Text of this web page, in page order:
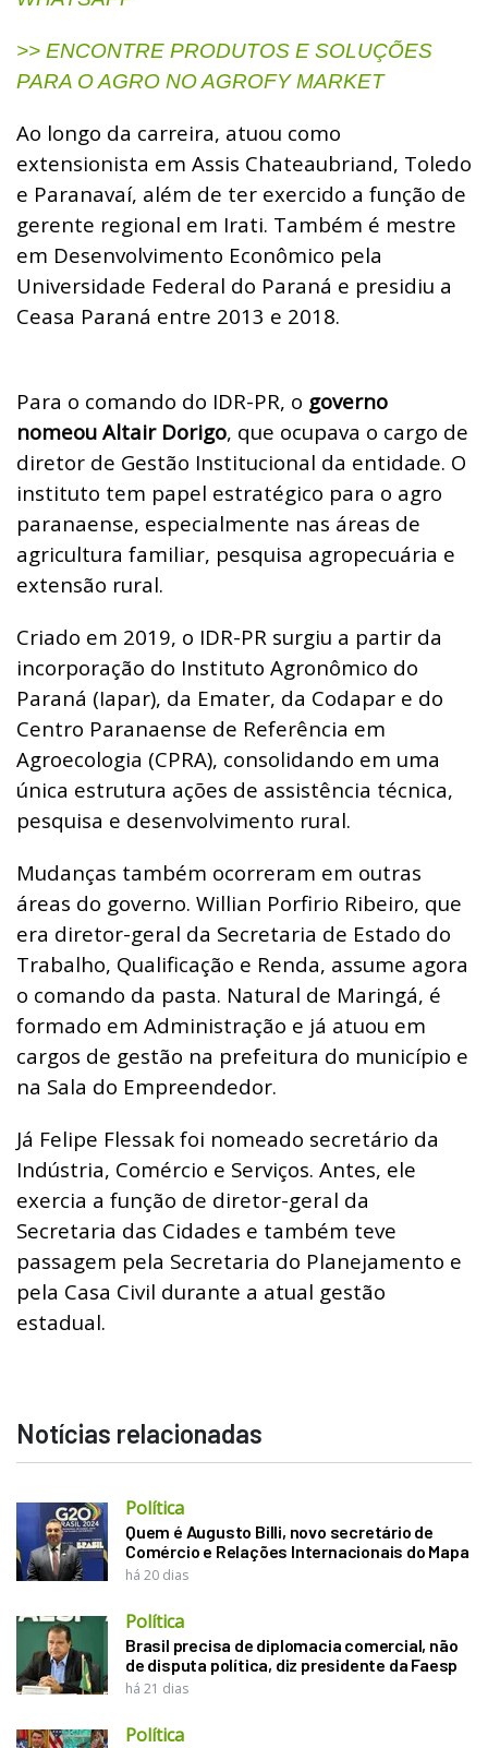
>> ENCONTRE PRODUTOS E SOLUÇÕES
PARA O AGRO NO AGROFY MARKET
Ao longo da carreira, atuou como
extensionista em Assis Chateaubriand, Toledo
e Paranavaí, além de ter exercido a função de
gerente regional em Irati. Também é mestre
em Desenvolvimento Econômico pela
Universidade Federal do Paraná e presidiu a
Ceasa Paraná entre 2013 e 2018.
Para o comando do IDR-PR, o governo
nomeou Altair Dorigo, que ocupava o cargo de
diretor de Gestão Institucional da entidade. O
instituto tem papel estratégico para o agro
paranaense, especialmente nas áreas de
agricultura familiar, pesquisa agropecuária e
extensão rural.
Criado em 2019, o IDR-PR surgiu a partir da
incorporação do Instituto Agronômico do
Paraná (Iapar), da Emater, da Codapar e do
Centro Paranaense de Referência em
Agroecologia (CPRA), consolidando em uma
única estrutura ações de assistência técnica,
pesquisa e desenvolvimento rural.
Mudanças também ocorreram em outras
áreas do governo. Willian Porfirio Ribeiro, que
era diretor-geral da Secretaria de Estado do
Trabalho, Qualificação e Renda, assume agora
o comando da pasta. Natural de Maringá, é
formado em Administração e já atuou em
cargos de gestão na prefeitura do município e
na Sala do Empreendedor.
Já Felipe Flessak foi nomeado secretário da
Indústria, Comércio e Serviços. Antes, ele
exercia a função de diretor-geral da
Secretaria das Cidades e também teve
passagem pela Secretaria do Planejamento e
pela Casa Civil durante a atual gestão
estadual.
Notícias relacionadas
Política
Quem é Augusto Billi, novo secretário de
Comércio e Relações Internacionais do Mapa
há 20 dias
Política
Brasil precisa de diplomacia comercial, não
de disputa política, diz presidente da Faesp
há 21 dias
Política